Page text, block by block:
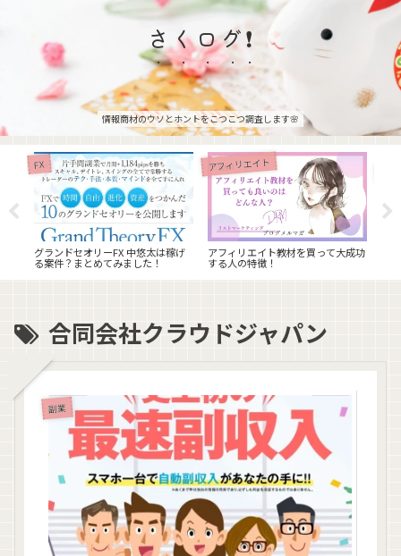
さくログ❗
情報商材のウソとホントをこつこつ調査します🌸
FX
グランドセオリーFX 中悠太は稼げ
る案件？まとめてみました！
アフィリエイト
アフィリエイト教材を買って大成功
する人の特徴！
合同会社クラウドジャパン
副業